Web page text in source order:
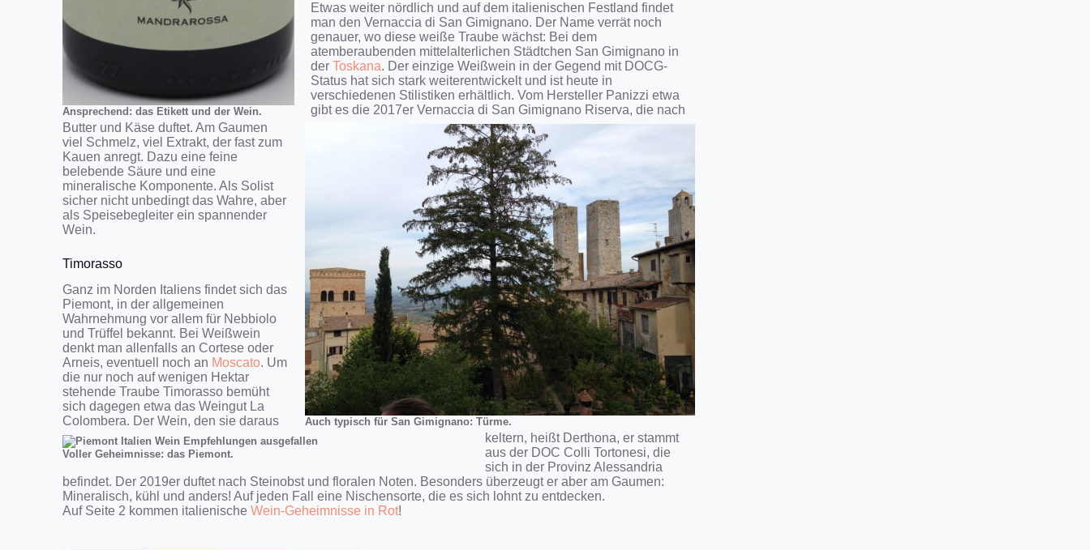
Ansprechend: das Etikett und der Wein.
Auch typisch für San Gimignano: Türme.
Etwas weiter nördlich und auf dem italienischen Festland findet
man den Vernaccia di San Gimignano. Der Name verrät noch
genauer, wo diese weiße Traube wächst: Bei dem
atemberaubenden mittelalterlichen Städtchen San Gimignano in
der Toskana. Der einzige Weißwein in der Gegend mit DOCG-
Status hat sich stark weiterentwickelt und ist heute in
verschiedenen Stilistiken erhältlich. Vom Hersteller Panizzi etwa
gibt es die 2017er Vernaccia di San Gimignano Riserva, die nach
Butter und Käse duftet. Am Gaumen
viel Schmelz, viel Extrakt, der fast zum
Kauen anregt. Dazu eine feine
belebende Säure und eine
mineralische Komponente. Als Solist
sicher nicht unbedingt das Wahre, aber
als Speisebegleiter ein spannender
Wein.
Voller Geheimnisse: das Piemont.
Timorasso
Ganz im Norden Italiens findet sich das
Piemont, in der allgemeinen
Wahrnehmung vor allem für Nebbiolo
und Trüffel bekannt. Bei Weißwein
denkt man allenfalls an Cortese oder
Arneis, eventuell noch an Moscato. Um
die nur noch auf wenigen Hektar
stehende Traube Timorasso bemüht
sich dagegen etwa das Weingut La
Colombera. Der Wein, den sie daraus
keltern, heißt Derthona, er stammt
aus der DOC Colli Tortonesi, die
sich in der Provinz Alessandria
befindet. Der 2019er duftet nach Steinobst und floralen Noten. Besonders überzeugt er aber am Gaumen:
Mineralisch, kühl und anders! Auf jeden Fall eine Nischensorte, die es sich lohnt zu entdecken.
Auf Seite 2 kommen italienischeWein-Geheimnisse in Rot!